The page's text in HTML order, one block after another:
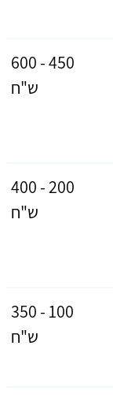
450 - 600
ש"ח
200 - 400
ש"ח
100 - 350
ש"ח